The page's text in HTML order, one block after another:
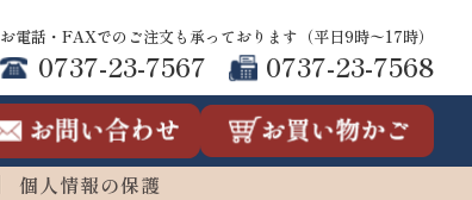
お電話・FAXでのご注文も承っております（平日9時〜17時）
0737-23-7567 0737-23-7568
個人情報の保護